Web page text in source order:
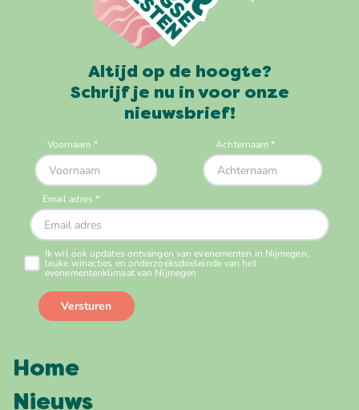
Altijd op de hoogte?
Schrijf je nu in voor onze
nieuwsbrief!
Home
Nieuws